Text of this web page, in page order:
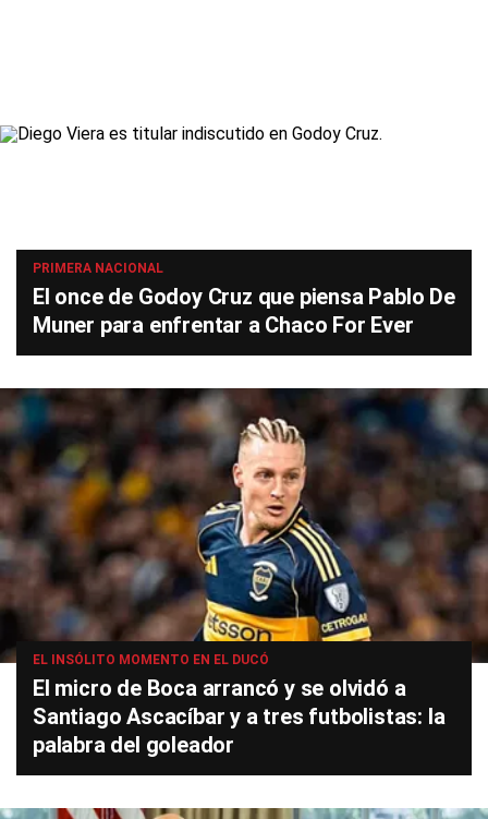
PRIMERA NACIONAL
El once de Godoy Cruz que piensa Pablo De
Muner para enfrentar a Chaco For Ever
EL INSÓLITO MOMENTO EN EL DUCÓ
El micro de Boca arrancó y se olvidó a
Santiago Ascacíbar y a tres futbolistas: la
palabra del goleador